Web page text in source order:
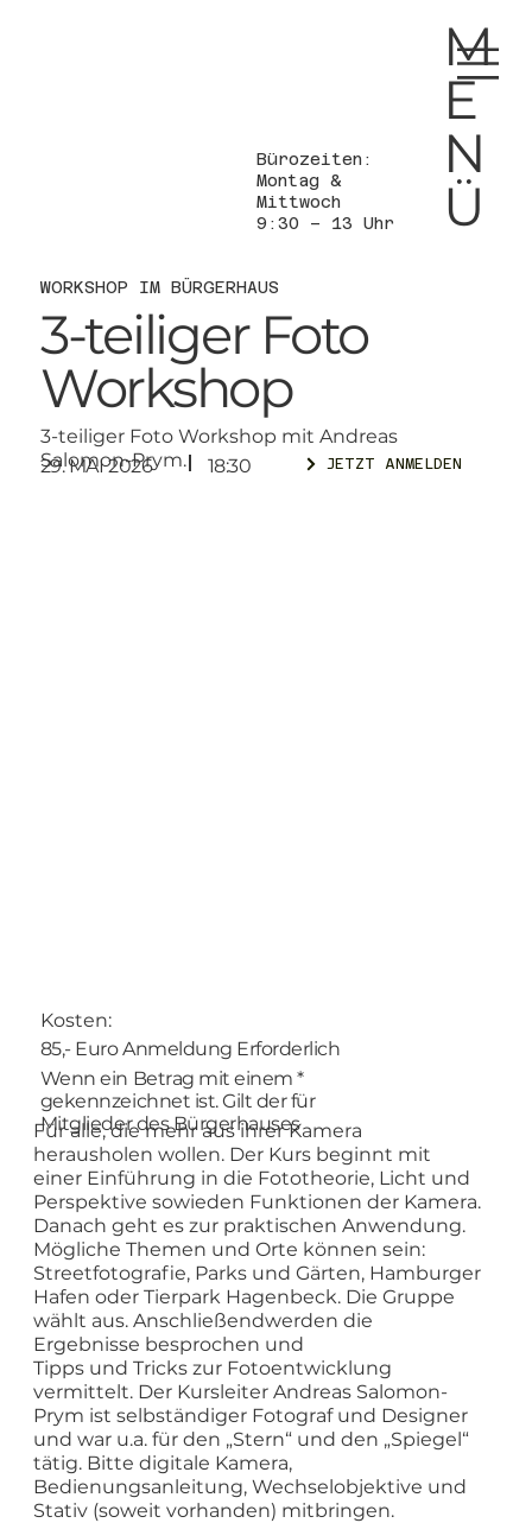
M
E
N
Ü
Bürozeiten:
Montag &
Mittwoch
9:30 – 13 Uhr
WORKSHOP IM BÜRGERHAUS
3-teiliger Foto
Workshop
3-teiliger Foto Workshop mit Andreas
Salomon-Prym.
29. MAI 2026 18:30 JETZT ANMELDEN
Für alle, die mehr aus ihrer Kamera
herausholen wollen. Der Kurs beginnt mit
einer Einführung in die Fototheorie, Licht und
Perspektive sowieden Funktionen der Kamera.
Danach geht es zur praktischen Anwendung.
Mögliche Themen und Orte können sein:
Streetfotografie, Parks und Gärten, Hamburger
Hafen oder Tierpark Hagenbeck. Die Gruppe
wählt aus. Anschließendwerden die
Ergebnisse besprochen und
Tipps und Tricks zur Fotoentwicklung
vermittelt. Der Kursleiter Andreas Salomon-
Prym ist selbständiger Fotograf und Designer
und war u.a. für den „Stern“ und den „Spiegel“
tätig. Bitte digitale Kamera,
Bedienungsanleitung, Wechselobjektive und
Stativ (soweit vorhanden) mitbringen.
Kosten:
85,- Euro Anmeldung Erforderlich
Wenn ein Betrag mit einem *
gekennzeichnet ist. Gilt der für
Mitglieder des Bürgerhauses